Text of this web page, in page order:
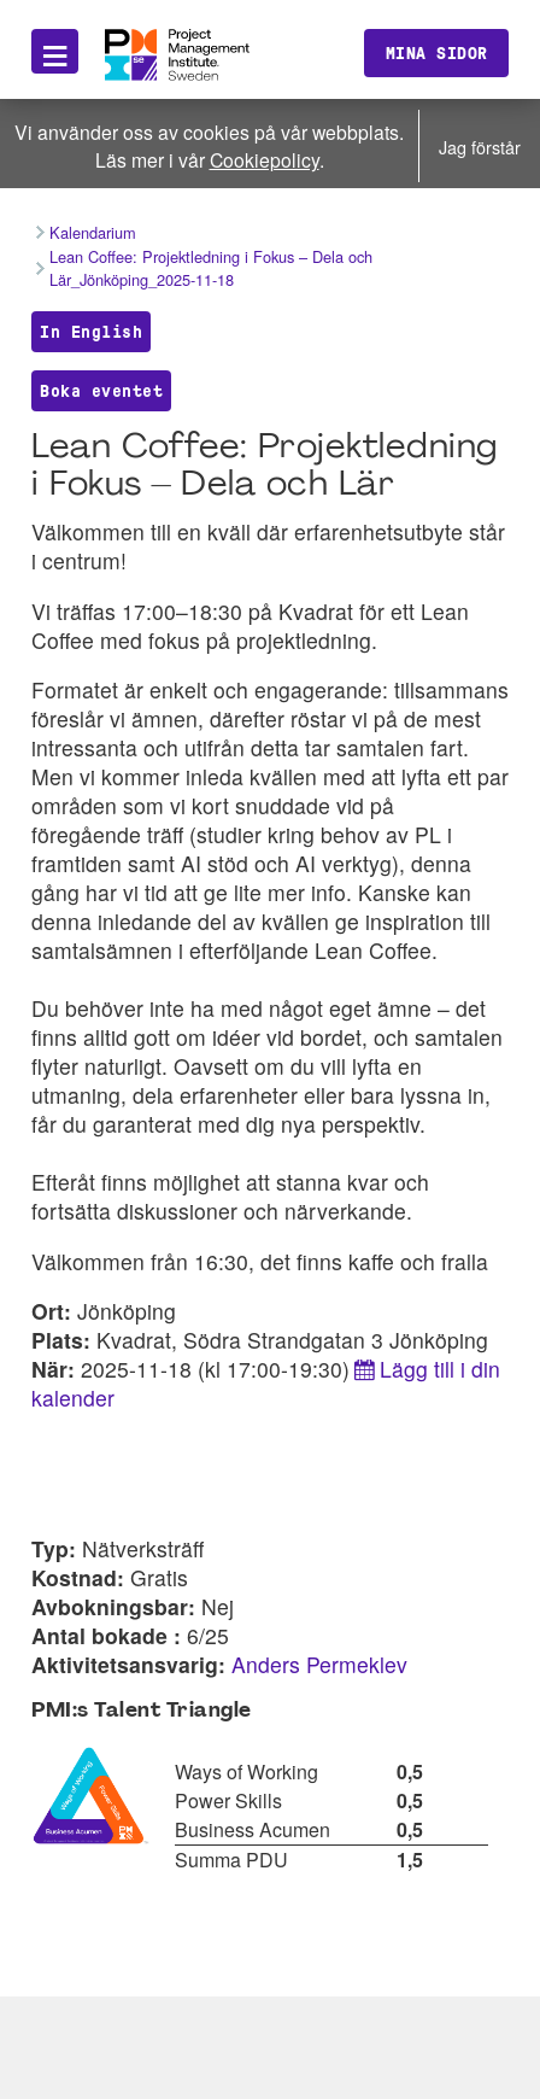
≡ MINA SIDOR
Vi använder oss av cookies på vår webbplats.
Läs mer i vårCookiepolicy. Jag förstår
Kalendarium
Lean Coffee: Projektledning i Fokus – Dela och
Lär_Jönköping_2025-11-18
In English
Boka eventet
Lean Coffee: Projektledning
i Fokus – Dela och Lär
Välkommen till en kväll där erfarenhetsutbyte står
i centrum!
Vi träffas 17:00–18:30 på Kvadrat för ett Lean
Coffee med fokus på projektledning.
Formatet är enkelt och engagerande: tillsammans
föreslår vi ämnen, därefter röstar vi på de mest
intressanta och utifrån detta tar samtalen fart.
Men vi kommer inleda kvällen med att lyfta ett par
områden som vi kort snuddade vid på
föregående träff (studier kring behov av PL i
framtiden samt AI stöd och AI verktyg), denna
gång har vi tid att ge lite mer info. Kanske kan
denna inledande del av kvällen ge inspiration till
samtalsämnen i efterföljande Lean Coffee.
Du behöver inte ha med något eget ämne – det
finns alltid gott om idéer vid bordet, och samtalen
flyter naturligt. Oavsett om du vill lyfta en
utmaning, dela erfarenheter eller bara lyssna in,
får du garanterat med dig nya perspektiv.
Efteråt finns möjlighet att stanna kvar och
fortsätta diskussioner och närverkande.
Välkommen från 16:30, det finns kaffe och fralla
Ort: Jönköping
Plats: Kvadrat, Södra Strandgatan 3 Jönköping
När: 2025-11-18 (kl 17:00-19:30)
Lägg till i din
kalender
Typ: Nätverksträff
Kostnad: Gratis
Avbokningsbar: Nej
Antal bokade : 6/25
Aktivitetsansvarig: Anders Permeklev
PMI:s Talent Triangle
Ways of Working
0,5
Power Skills
0,5
Business Acumen
0,5
Summa PDU
1,5